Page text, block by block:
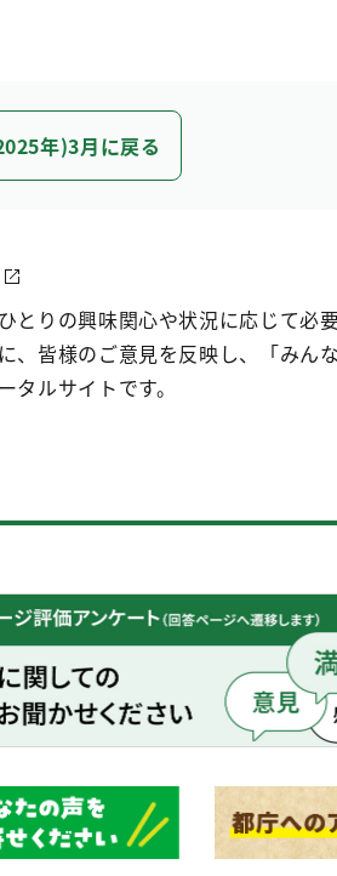
年)3月に戻る
とりの興味関心や状況に応じて必
、皆様のご意見を反映し、「みん
タルサイトです。